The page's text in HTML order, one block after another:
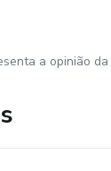
a opinião